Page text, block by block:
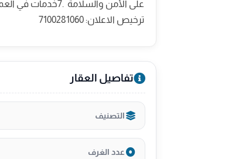
ترخيص الاعلان: 7100281060
تفاصيل العقار
التصنيف
عدد الغرف